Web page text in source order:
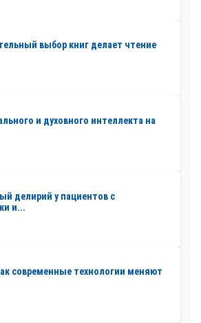
выбор книг делает чтение
и духовного интеллекта на
делирий у пациентов с
и...
современные технологии меняют